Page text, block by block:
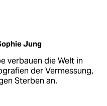
Jung
verbauen die Welt in
der Vermessung,
Sterben an.